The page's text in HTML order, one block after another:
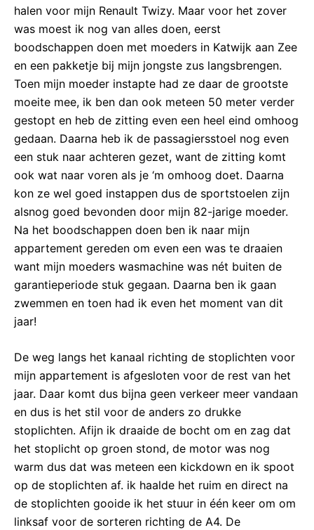
halen voor mijn Renault Twizy. Maar voor het zover
was moest ik nog van alles doen, eerst
boodschappen doen met moeders in Katwijk aan Zee
en een pakketje bij mijn jongste zus langsbrengen.
Toen mijn moeder instapte had ze daar de grootste
moeite mee, ik ben dan ook meteen 50 meter verder
gestopt en heb de zitting even een heel eind omhoog
gedaan. Daarna heb ik de passagiersstoel nog even
een stuk naar achteren gezet, want de zitting komt
ook wat naar voren als je ‘m omhoog doet. Daarna
kon ze wel goed instappen dus de sportstoelen zijn
alsnog goed bevonden door mijn 82-jarige moeder.
Na het boodschappen doen ben ik naar mijn
appartement gereden om even een was te draaien
want mijn moeders wasmachine was nét buiten de
garantieperiode stuk gegaan. Daarna ben ik gaan
zwemmen en toen had ik even het moment van dit
jaar!
De weg langs het kanaal richting de stoplichten voor
mijn appartement is afgesloten voor de rest van het
jaar. Daar komt dus bijna geen verkeer meer vandaan
en dus is het stil voor de anders zo drukke
stoplichten. Afijn ik draaide de bocht om en zag dat
het stoplicht op groen stond, de motor was nog
warm dus dat was meteen een kickdown en ik spoot
op de stoplichten af. ik haalde het ruim en direct na
de stoplichten gooide ik het stuur in één keer om om
linksaf voor de sorteren richting de A4. De